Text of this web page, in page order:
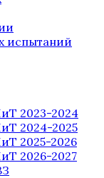
испытаний
2023-2024
2024-2025
2025-2026
2026-2027